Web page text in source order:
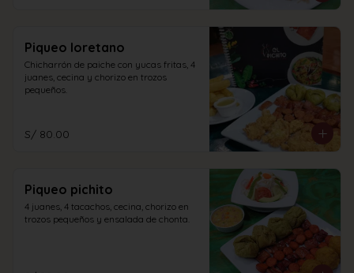
Piqueo loretano
Chicharrón de paiche con yucas fritas, 4
juanes, cecina y chorizo en trozos
pequeños.
S/ 80.00
Piqueo pichito
4 juanes, 4 tacachos, cecina, chorizo en
trozos pequeños y ensalada de chonta.